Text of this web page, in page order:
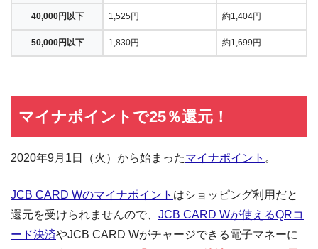
40,000円以下 1,525円 約1,404円
50,000円以下 1,830円 約1,699円
マイナポイントで25％還元！
2020年9月1日（火）から始まったマイナポイント 。
JCB CARD Wのマイナポイント はショッピング利用だと
還元を受けられませんので、 JCB CARD Wが使えるQRコ
ード決済やJCB CARD Wがチャージできる電子マネーに